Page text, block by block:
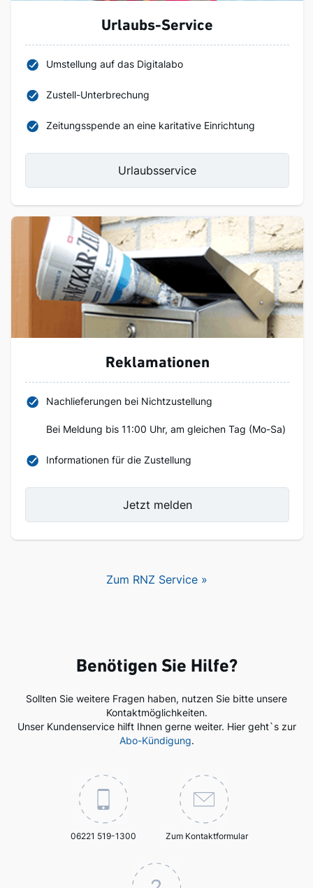
Urlaubs-Service
Umstellung auf das Digitalabo
Zustell-Unterbrechung
Zeitungsspende an eine karitative Einrichtung
Urlaubsservice
Reklamationen
Nachlieferungen bei Nichtzustellung
Bei Meldung bis 11:00 Uhr, am gleichen Tag (Mo-Sa)
Informationen für die Zustellung
Jetzt melden
Zum RNZ Service »
Benötigen Sie Hilfe?
Sollten Sie weitere Fragen haben, nutzen Sie bitte unsere
Kontaktmöglichkeiten.
Unser Kundenservice hilft Ihnen gerne weiter. Hier geht`s zur
Abo-Kündigung.
06221 519-1300 Zum Kontaktformular